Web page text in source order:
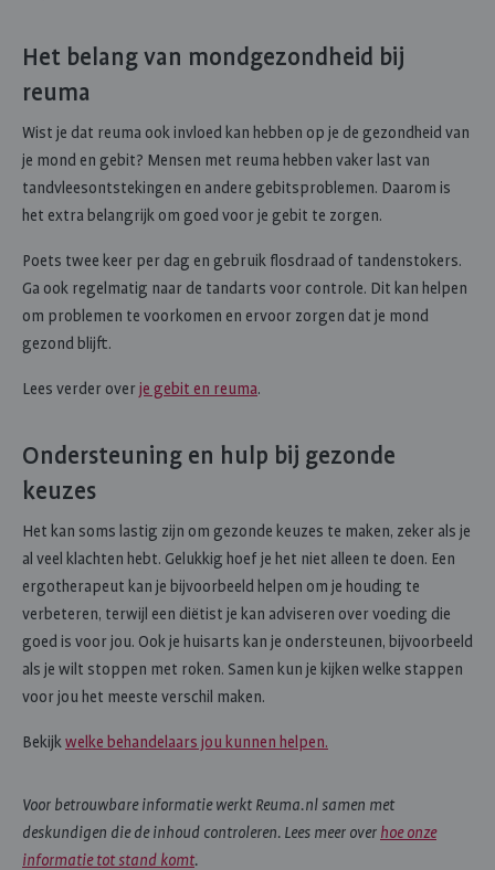
Het belang van mondgezondheid bij
reuma
Wist je dat reuma ook invloed kan hebben op je de gezondheid van
je mond en gebit? Mensen met reuma hebben vaker last van
tandvleesontstekingen en andere gebitsproblemen. Daarom is
het extra belangrijk om goed voor je gebit te zorgen.
Poets twee keer per dag en gebruik flosdraad of tandenstokers.
Ga ook regelmatig naar de tandarts voor controle. Dit kan helpen
om problemen te voorkomen en ervoor zorgen dat je mond
gezond blijft.
Lees verder overje gebit en reuma.
Ondersteuning en hulp bij gezonde
keuzes
Het kan soms lastig zijn om gezonde keuzes te maken, zeker als je
al veel klachten hebt. Gelukkig hoef je het niet alleen te doen. Een
ergotherapeut kan je bijvoorbeeld helpen om je houding te
verbeteren, terwijl een diëtist je kan adviseren over voeding die
goed is voor jou. Ook je huisarts kan je ondersteunen, bijvoorbeeld
als je wilt stoppen met roken. Samen kun je kijken welke stappen
voor jou het meeste verschil maken.
Bekijk welke behandelaars jou kunnen helpen.
Voor betrouwbare informatie werkt Reuma.nl samen met
deskundigen die de inhoud controleren. Lees meer over hoe onze
informatie tot stand komt.